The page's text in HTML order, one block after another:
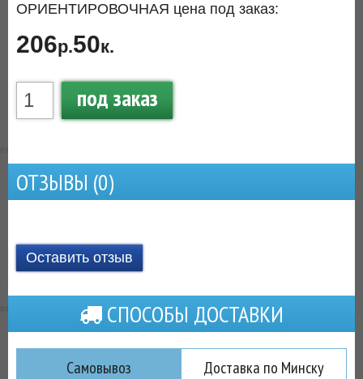
ОРИЕНТИРОВОЧНАЯ цена под заказ:
206р.50к.
под заказ
ОТЗЫВЫ (0)
Оставить отзыв
СПОСОБЫ ДОСТАВКИ
Самовывоз
Доставка по Минску